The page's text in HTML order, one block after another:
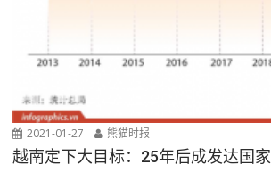
2021-01-27 熊猫时报
越南定下大目标：25年后成发达国家